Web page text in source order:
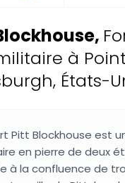
,
à
États-
Pitt Blockhouse est
en pierre de deux
à la confluence de